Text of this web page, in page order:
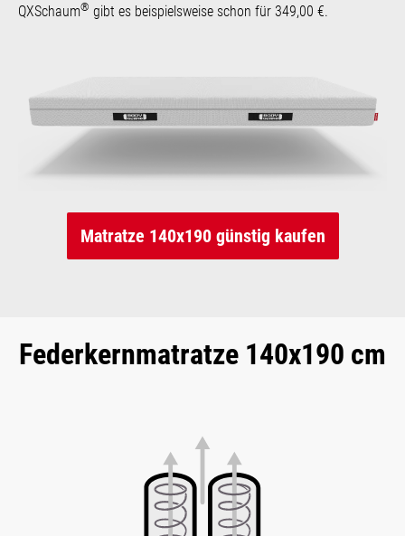
QXSchaum® gibt es beispielsweise schon für 349,00 €.
Matratze 140x190 günstig kaufen
Federkernmatratze 140x190 cm